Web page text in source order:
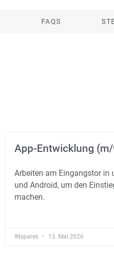
FAQS
App-Entwicklung
Arbeiten am Eingangstor in
und Android, um den
machen.
INspares 13. Mai 2026